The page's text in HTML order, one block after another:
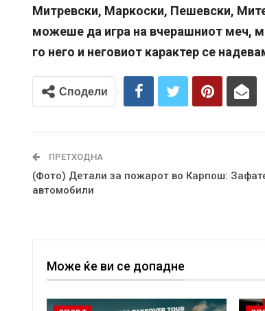
Митревски, Маркоски, Пешевски,
можеше да игра на вчерашниот меч,
го него и неговиот карактер се
Сподели
ПРЕТХОДНА
(Фото) Детали за пожарот во Карпош:
автомобили
Може ќе ви се допадне